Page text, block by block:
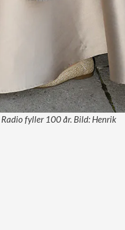
fyller 100 år. Bild: Henrik